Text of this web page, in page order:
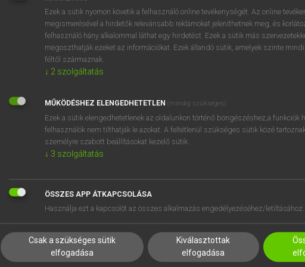
BELÉPÉS
próbaverziójának
regisztrálok és
REGISZTRÁCIÓ
EGYÉNI FELHASZNÁLÓKNAK
TANULÓKNAK
VÁLLALATI MEGOLDÁSOK
SÚGÓ
RÓLUNK
SÜTI BEÁLLÍTÁSOK
Ezek a sütik nyomon követik a felhasználó online tevékenységét. Az online
megismerésével a hirdetők relevánsabb reklámokat jeleníthetnek meg, és
felhasználó hány alkalommal láthat egy hirdetést. Ezek a sütik más
megoszthatják ezeket az információkat. Ezek állandó sütik, amelyek szinte
féltől származnak.
↓ 2 szolgáltatás
MŰKÖDÉSHEZ ELENGEDHETETLEN (mindig szükséges)
Ezek a sütik elengedhetetlenek az oldalunkon történő böngészéshez,a funkciók
felhasználók nem tilthatják le azokat. A feltétlenül szükséges sütik közé
személyre szabott beállításokat kezelő sütik.
↓ 3 szolgáltatás
ÖSSZES APP ÁTKAPCSOLÁSA
Használja ezt a kapcsolót az összes alkalmazás engedélyezéséhez/letiltásához.
Csak a szükséges sütik
elfogadása
Kiválasztottak
elfogadása